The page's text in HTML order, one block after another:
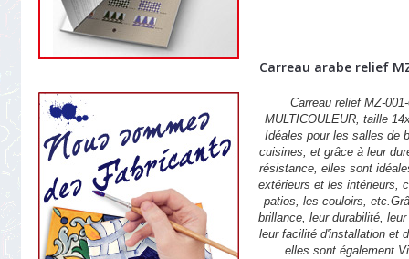
Carreau arabe relief
Carreau relief MZ-
MULTICOULEUR, taille
Idéales pour les salles de
cuisines, et grâce à leur
résistance, elles sont
extérieurs et les intérieurs,
patios, les couloirs,
brillance, leur durabilité,
leur facilité d'installation et
elles sont